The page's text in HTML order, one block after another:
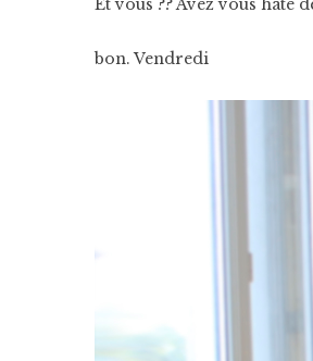
Et vous ?? Avez vous hâte
bon. Vendredi